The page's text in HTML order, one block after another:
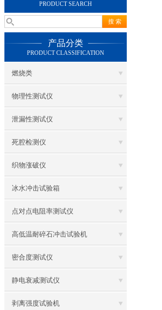
PRODUCT SEARCH
产品分类
PRODUCT CLASSIFICATION
燃烧类
物理性测试仪
泄漏性测试仪
死腔检测仪
织物涨破仪
冰水冲击试验箱
点对点电阻率测试仪
高低温耐碎石冲击试验机
密合度测试仪
静电衰减测试仪
剥离强度试验机